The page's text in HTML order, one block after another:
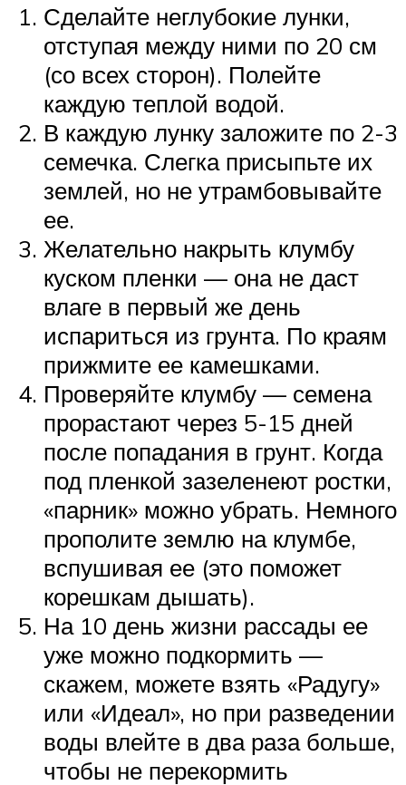
Сделайте неглубокие лунки,
отступая между ними по 20 см
(со всех сторон). Полейте
каждую теплой водой.
В каждую лунку заложите по 2-3
семечка. Слегка присыпьте их
землей, но не утрамбовывайте
ее.
Желательно накрыть клумбу
куском пленки — она не даст
влаге в первый же день
испариться из грунта. По краям
прижмите ее камешками.
Проверяйте клумбу — семена
прорастают через 5-15 дней
после попадания в грунт. Когда
под пленкой зазеленеют ростки,
«парник» можно убрать. Немного
прополите землю на клумбе,
вспушивая ее (это поможет
корешкам дышать).
На 10 день жизни рассады ее
уже можно подкормить —
скажем, можете взять «Радугу»
или «Идеал», но при разведении
воды влейте в два раза больше,
чтобы не перекормить